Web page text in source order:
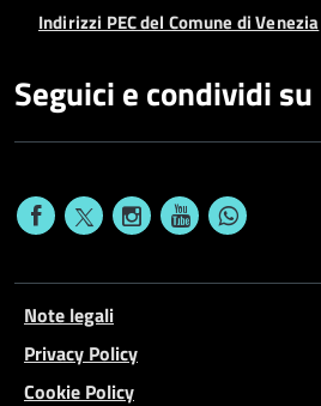
Indirizzi PEC del Comune di Venezia
Seguici e condividi su
Note legali
Privacy Policy
Cookie Policy